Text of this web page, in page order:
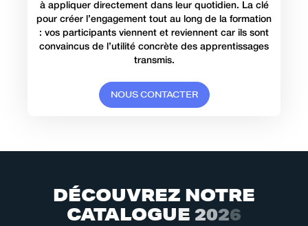
à appliquer directement dans leur quotidien. La clé
pour créer l’engagement tout au long de la formation
: vos participants viennent et reviennent car ils sont
convaincus de l’utilité concrète des apprentissages
transmis.
NOUS CONTACTER
DÉCOUVREZ NOTRE
CATALOGUE 2026